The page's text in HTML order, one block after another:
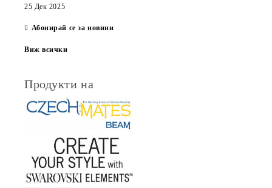
25 Дек 2025
Абонирай се за новини
Виж всички
Продукти на